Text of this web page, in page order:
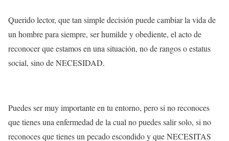
Querido lector, que tan simple decisión puede cambiar la vida de
un hombre para siempre, ser humilde y obediente, el acto de
reconocer que estamos en una situación, no de rangos o estatus
social, sino de NECESIDAD.
Puedes ser muy importante en tu entorno, pero si no reconoces
que tienes una enfermedad de la cual no puedes salir solo, si no
reconoces que tienes un pecado escondido y que NECESITAS